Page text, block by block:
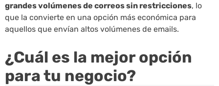
grandes volúmenes de correos sin restricciones, lo
que la convierte en una opción más económica para
aquellos que envían altos volúmenes de emails.
¿Cuál es la mejor opción
para tu negocio?